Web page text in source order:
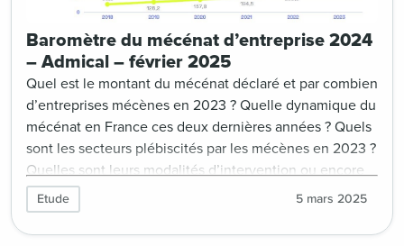
Baromètre du mécénat d’entreprise 2024
– Admical – février 2025
Quel est le montant du mécénat déclaré et par combien
d’entreprises mécènes en 2023 ? Quelle dynamique du
mécénat en France ces deux dernières années ? Quels
sont les secteurs plébiscités par les mécènes en 2023 ?
Quelles sont leurs modalités d’intervention ou encore
leurs motivations ? Autant de questions adressées dans
le Baromètre du mécénat d’entreprise 2024 d’Admical.
Zoom sur quelques enseignements clés.
Etude 5 mars 2025